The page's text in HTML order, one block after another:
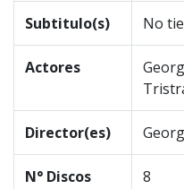
Subtitulo(s) No
Actores
Director(es)
N° Discos 8